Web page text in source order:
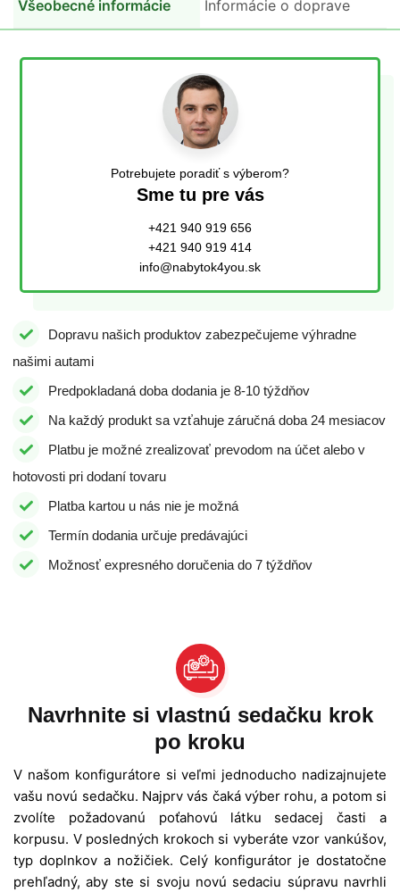
Všeobecné informácie Informácie o doprave
Potrebujete poradiť s výberom?
Sme tu pre vás
+421 940 919 656
+421 940 919 414
info@nabytok4you.sk
Dopravu našich produktov zabezpečujeme výhradne
našimi autami
Predpokladaná doba dodania je 8-10 týždňov
Na každý produkt sa vzťahuje záručná doba 24 mesiacov
Platbu je možné zrealizovať prevodom na účet alebo v
hotovosti pri dodaní tovaru
Platba kartou u nás nie je možná
Termín dodania určuje predávajúci
Možnosť expresného doručenia do 7 týždňov
Navrhnite si vlastnú sedačku krok
po kroku
V našom konfigurátore si veľmi jednoducho nadizajnujete
vašu novú sedačku. Najprv vás čaká výber rohu, a potom si
zvolíte požadovanú poťahovú látku sedacej časti a
korpusu. V posledných krokoch si vyberáte vzor vankúšov,
typ doplnkov a nožičiek. Celý konfigurátor je dostatočne
prehľadný, aby ste si svoju novú sedaciu súpravu navrhli